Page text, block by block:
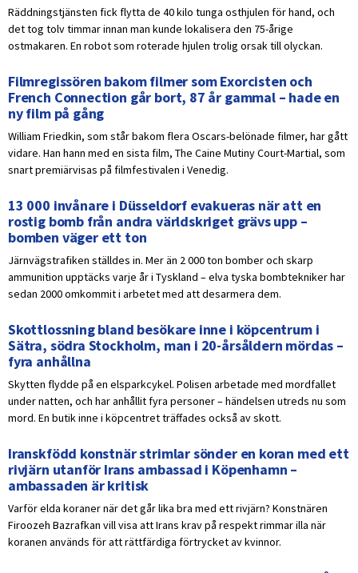
Räddningstjänsten fick flytta de 40 kilo tunga osthjulen för hand, och
det tog tolv timmar innan man kunde lokalisera den 75-årige
ostmakaren. En robot som roterade hjulen trolig orsak till olyckan.
Filmregissören bakom filmer som Exorcisten och
French Connection går bort, 87 år gammal – hade en
ny film på gång
William Friedkin, som står bakom flera Oscars-belönade filmer, har gått
vidare. Han hann med en sista film, The Caine Mutiny Court-Martial, som
snart premiärvisas på filmfestivalen i Venedig.
13 000 invånare i Düsseldorf evakueras när att en
rostig bomb från andra världskriget grävs upp –
bomben väger ett ton
Järnvägstrafiken ställdes in. Mer än 2 000 ton bomber och skarp
ammunition upptäcks varje år i Tyskland – elva tyska bombtekniker har
sedan 2000 omkommit i arbetet med att desarmera dem.
Skottlossning bland besökare inne i köpcentrum i
Sätra, södra Stockholm, man i 20-årsåldern mördas –
fyra anhållna
Skytten flydde på en elsparkcykel. Polisen arbetade med mordfallet
under natten, och har anhållit fyra personer – händelsen utreds nu som
mord. En butik inne i köpcentret träffades också av skott.
Iranskfödd konstnär strimlar sönder en koran med ett
rivjärn utanför Irans ambassad i Köpenhamn –
ambassaden är kritisk
Varför elda koraner när det går lika bra med ett rivjärn? Konstnären
Firoozeh Bazrafkan vill visa att Irans krav på respekt rimmar illa när
koranen används för att rättfärdiga förtrycket av kvinnor.